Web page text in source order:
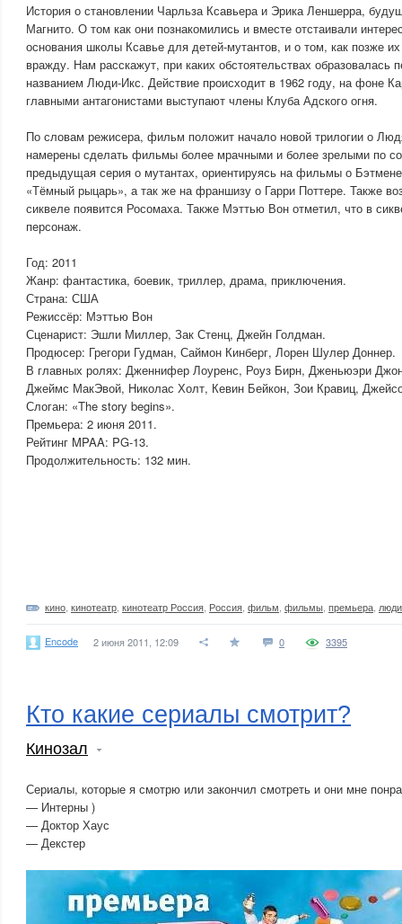
История о становлении Чарльза Ксавьера и Эрика Леншерра,
Магнито. О том как они познакомились и вместе отстаивали
основания школы Ксавье для детей-мутантов, и о том, как позже
вражду. Нам расскажут, при каких обстоятельствах образовалась
названием Люди-Икс. Действие происходит в 1962 году, на фоне
главными антагонистами выступают члены Клуба Адского огня.
По словам режисера, фильм положит начало новой трилогии о
намерены сделать фильмы более мрачными и более зрелыми по
предыдущая серия о мутантах, ориентируясь на фильмы о
«Тёмный рыцарь», а так же на франшизу о Гарри Поттере. Также
сиквеле появится Росомаха. Также Мэттью Вон отметил, что в
персонаж.
Год: 2011
Жанр: фантастика, боевик, триллер, драма, приключения.
Страна: США
Режиссёр: Мэттью Вон
Сценарист: Эшли Миллер, Зак Стенц, Джейн Голдман.
Продюсер: Грегори Гудман, Саймон Кинберг, Лорен Шулер Доннер.
В главных ролях: Дженнифер Лоуренс, Роуз Бирн, Дженьюэри
Джеймс МакЭвой, Николас Холт, Кевин Бейкон, Зои Кравиц,
Слоган: «The story begins».
Премьера: 2 июня 2011.
Рейтинг MPAA: PG-13.
Продолжительность: 132 мин.
кино кинотеатр кинотеатр Россия Россия фильм фильмы премьера люди
Encode 2 июня 2011, 12:09 0 3395
Кто какие сериалы смотрит?
Кинозал
Сериалы, которые я смотрю или закончил смотреть и они мне
— Интерны )
— Доктор Хаус
— Декстер